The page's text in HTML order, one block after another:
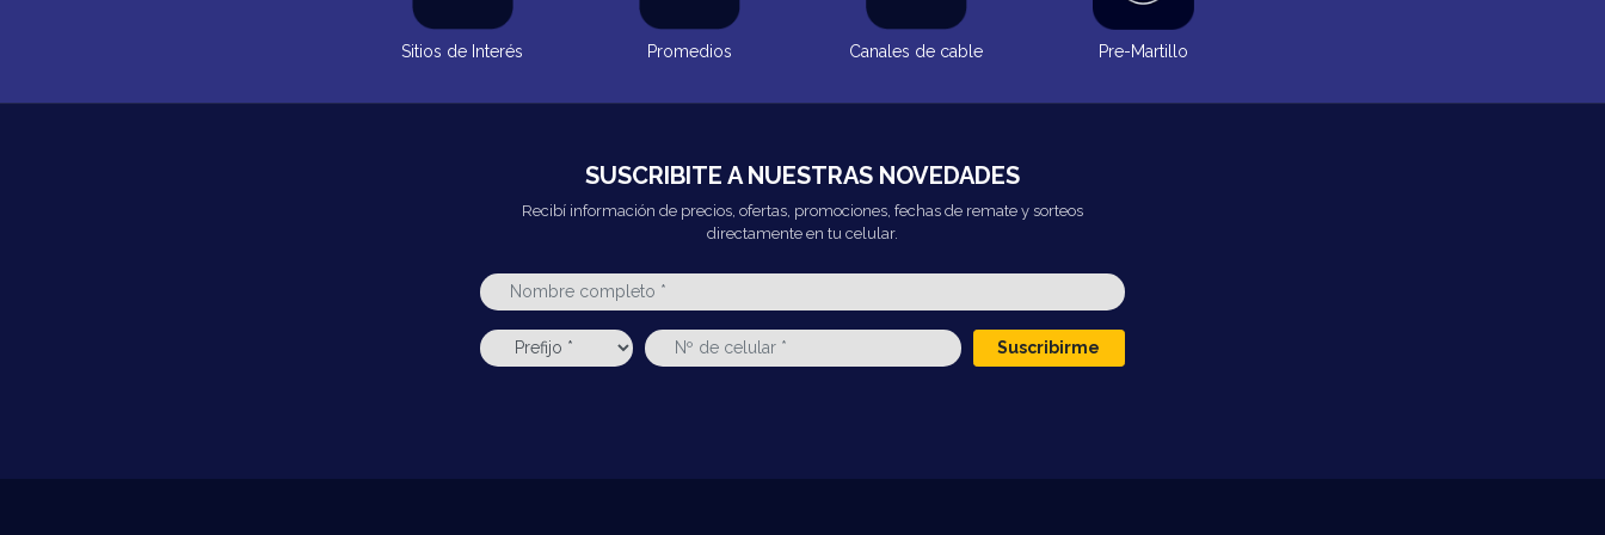
Sitios de Interés Promedios Canales de cable Pre-Martillo
SUSCRIBITE A NUESTRAS NOVEDADES
Recibí información de precios, ofertas, promociones, fechas de remate y sorteos
directamente en tu celular.
Suscribirme